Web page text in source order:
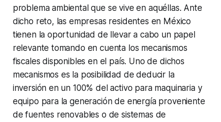
problema ambiental que se vive en aquéllas. Ante
dicho reto, las empresas residentes en México
tienen la oportunidad de llevar a cabo un papel
relevante tomando en cuenta los mecanismos
fiscales disponibles en el país. Uno de dichos
mecanismos es la posibilidad de deducir la
inversión en un 100% del activo para maquinaria y
equipo para la generación de energía proveniente
de fuentes renovables o de sistemas de